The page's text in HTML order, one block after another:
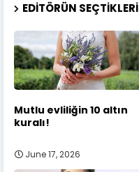
EDITÖRÜN SEÇTIKLERI
Mutlu evliliğin 10 altın
kuralı!
June 17, 2026